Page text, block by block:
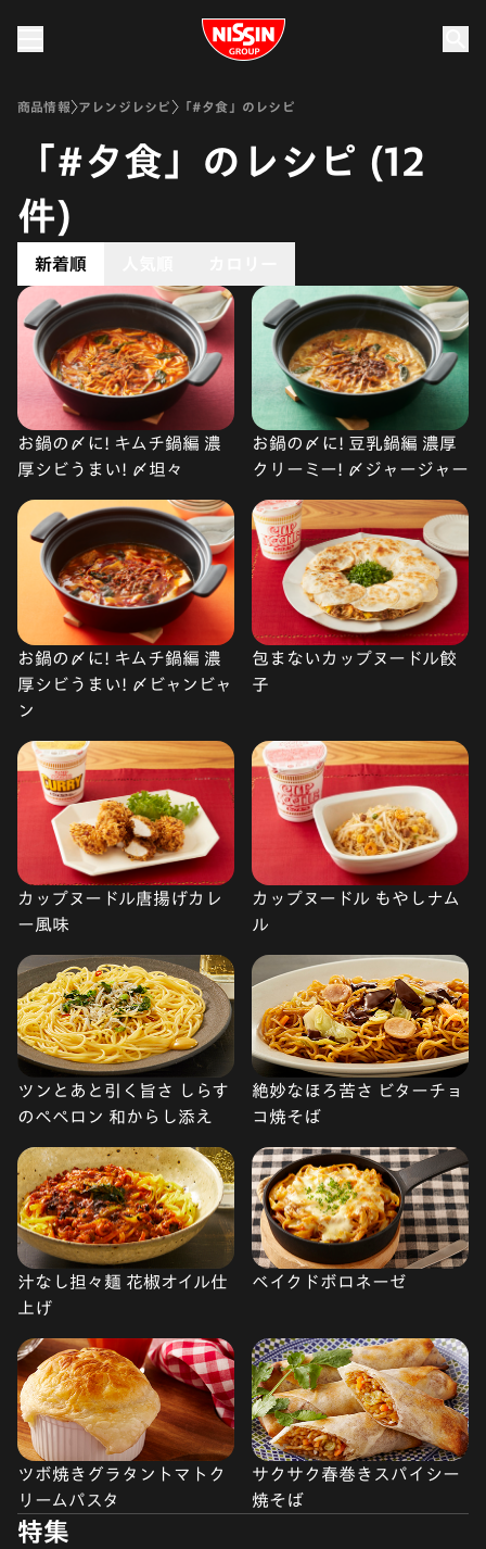
Nissin Group
商品情報 アレンジレシピ 「#夕食」のレシピ
「#夕食」のレシピ (12
件)
新着順
お鍋の〆に! キムチ鍋編 濃
厚シビうまい! 〆坦々
お鍋の〆に! 豆乳鍋編 濃厚
クリーミー! 〆ジャージャー
お鍋の〆に! キムチ鍋編 濃
厚シビうまい! 〆ビャンビャ
ン
包まないカップヌードル餃
子
カップヌードル唐揚げカレ
ー風味
カップヌードル もやしナム
ル
ツンとあと引く旨さ しらす
のペペロン 和からし添え
絶妙なほろ苦さ ビターチョ
コ焼そば
汁なし担々麺 花椒オイル仕
上げ
ベイクドボロネーゼ
ツボ焼きグラタントマトク
リームパスタ
サクサク春巻きスパイシー
焼そば
特集